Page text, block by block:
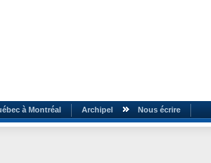
à Montréal Archipel Nous écrire